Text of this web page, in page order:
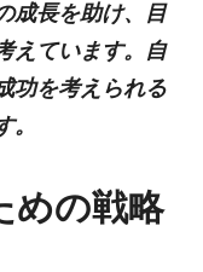
成長を助け、目
えています。自
功を考えられる
めの戦略